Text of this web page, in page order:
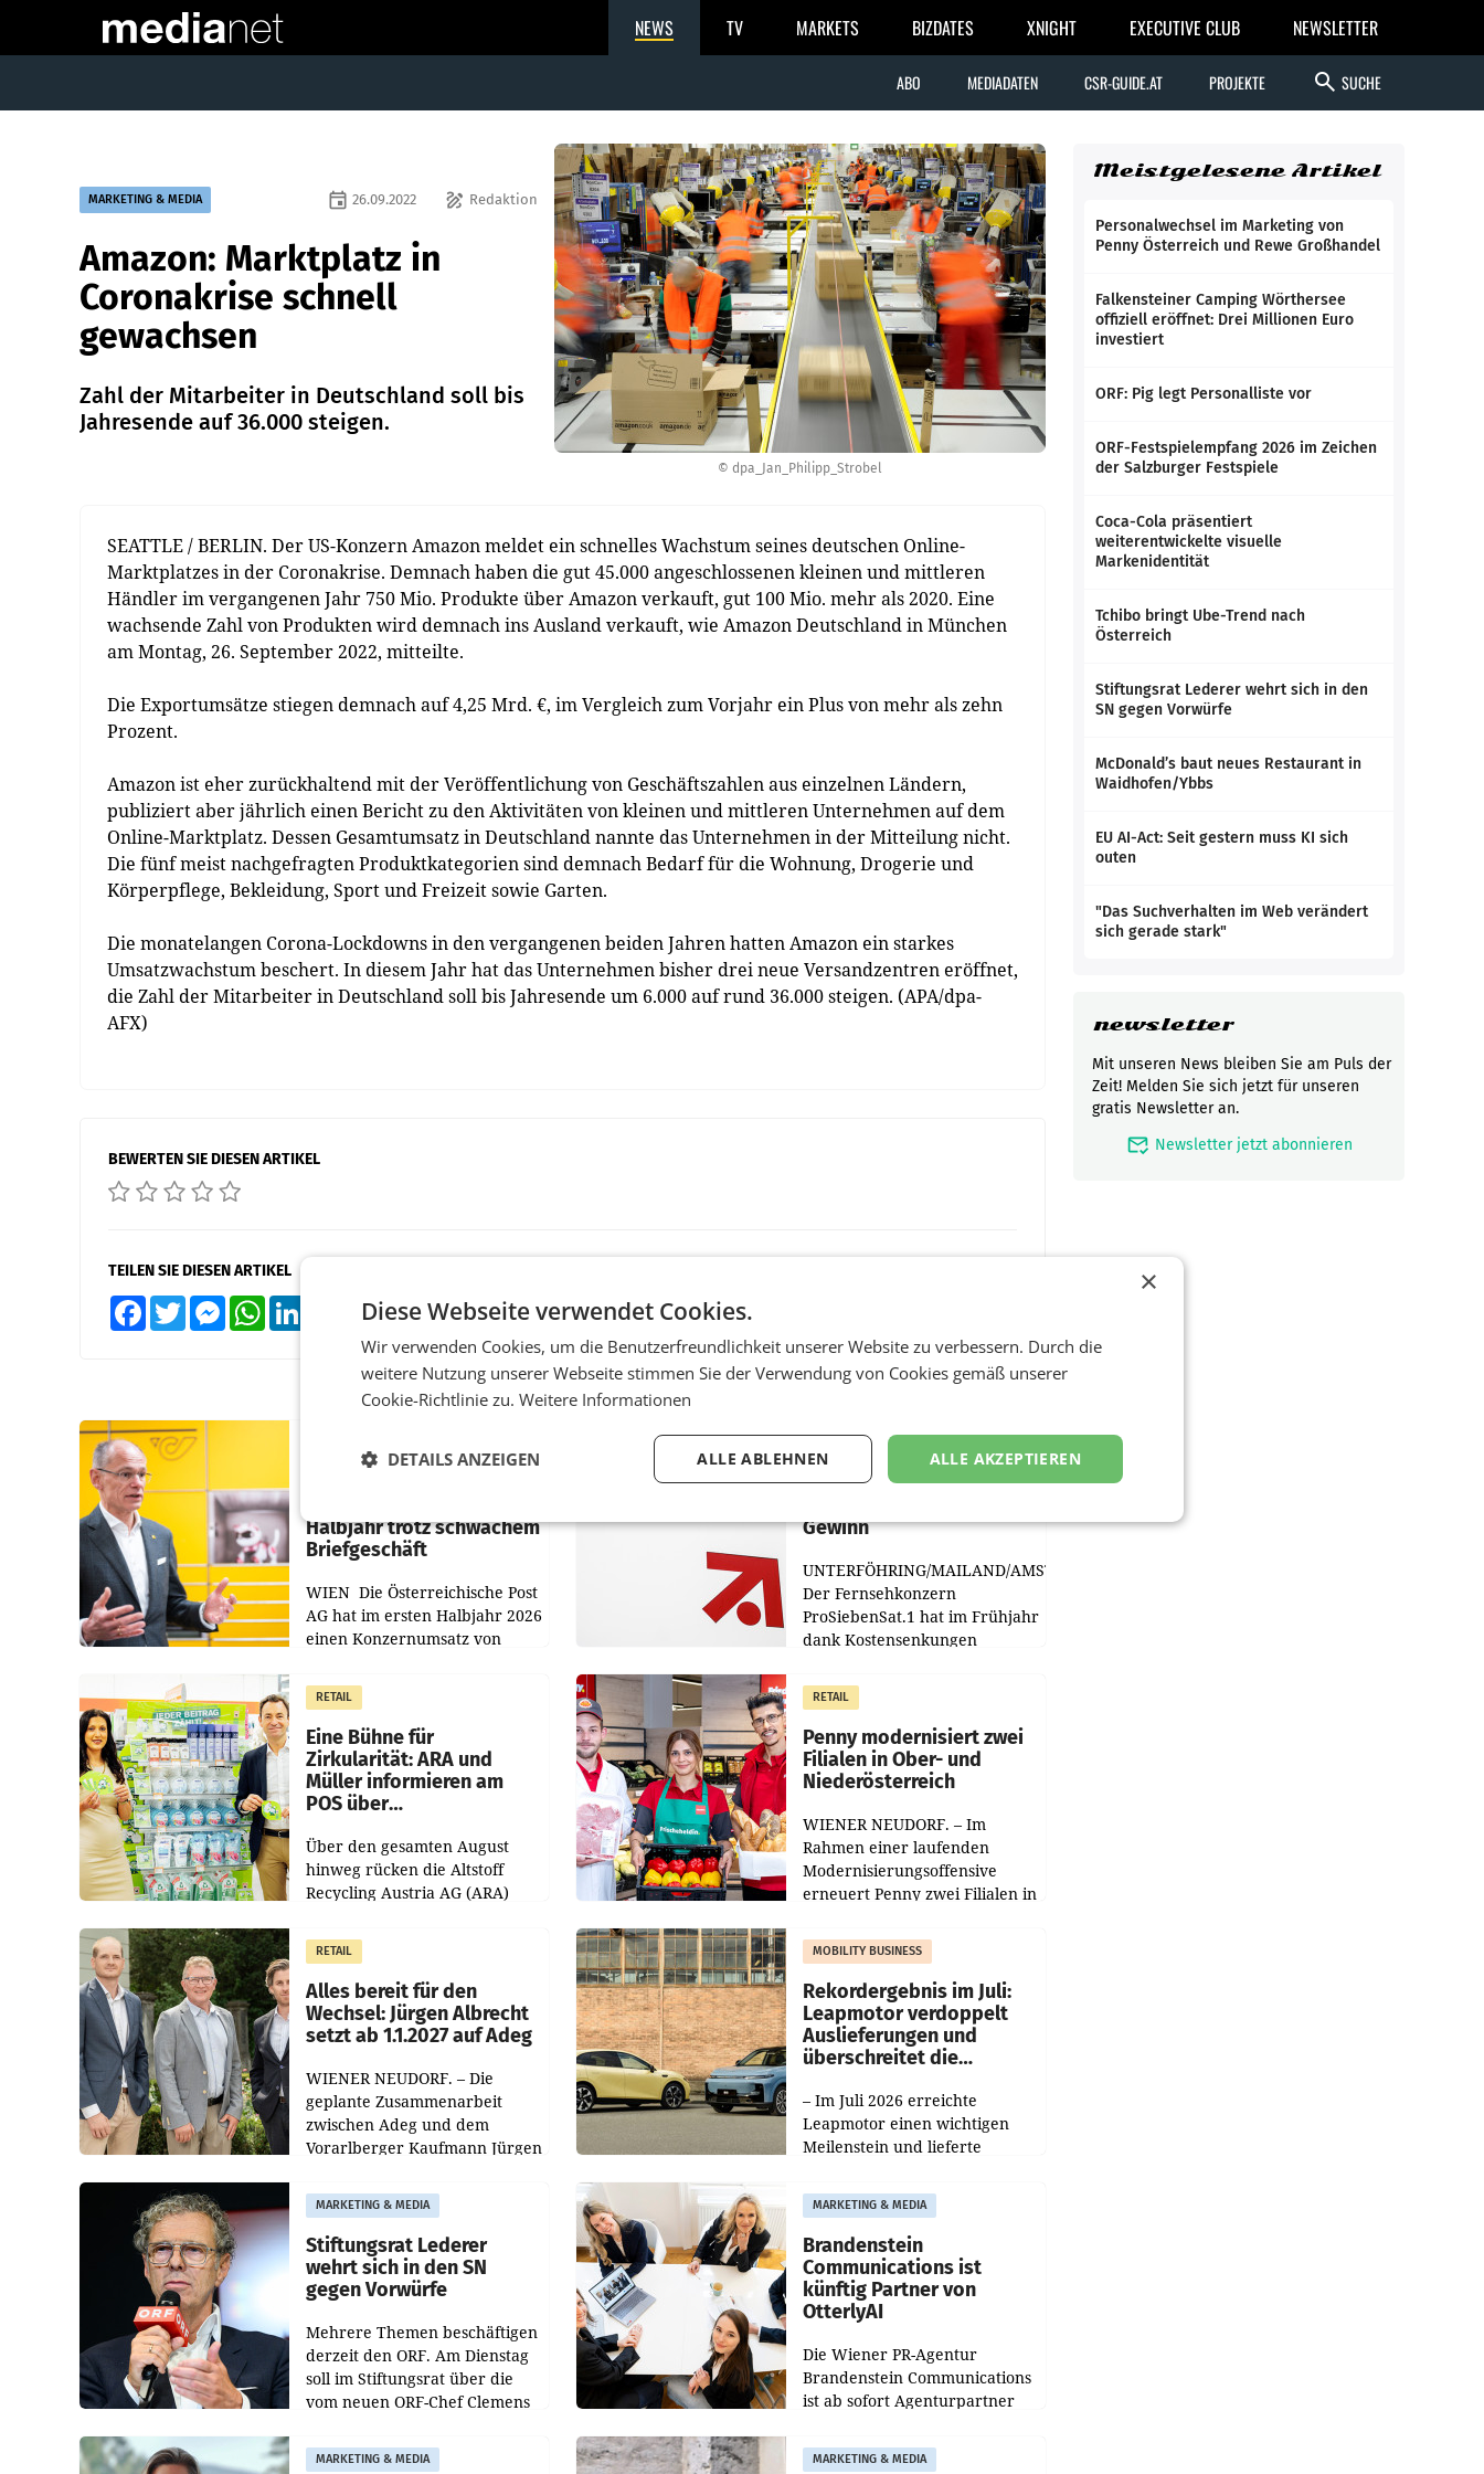
NEWS TV MARKETS BIZDATES XNIGHT EXECUTIVE CLUB NEWSLETTER
ABO MEDIADATEN CSR-GUIDE.AT PROJEKTE search SUCHE
© dpa_Jan_Philipp_Strobel
MARKETING & MEDIA draw Redaktion
event 26.09.2022
Amazon: Marktplatz in
Coronakrise schnell
gewachsen
Zahl der Mitarbeiter in Deutschland soll bis
Jahresende auf 36.000 steigen.
SEATTLE / BERLIN. Der US-Konzern Amazon meldet ein schnelles Wachstum seines deutschen Online-
Marktplatzes in der Coronakrise. Demnach haben die gut 45.000 angeschlossenen kleinen und mittleren
Händler im vergangenen Jahr 750 Mio. Produkte über Amazon verkauft, gut 100 Mio. mehr als 2020. Eine
wachsende Zahl von Produkten wird demnach ins Ausland verkauft, wie Amazon Deutschland in München
am Montag, 26. September 2022, mitteilte.
Die Exportumsätze stiegen demnach auf 4,25 Mrd. €, im Vergleich zum Vorjahr ein Plus von mehr als zehn
Prozent.
Amazon ist eher zurückhaltend mit der Veröffentlichung von Geschäftszahlen aus einzelnen Ländern,
publiziert aber jährlich einen Bericht zu den Aktivitäten von kleinen und mittleren Unternehmen auf dem
Online-Marktplatz. Dessen Gesamtumsatz in Deutschland nannte das Unternehmen in der Mitteilung nicht.
Die fünf meist nachgefragten Produktkategorien sind demnach Bedarf für die Wohnung, Drogerie und
Körperpflege, Bekleidung, Sport und Freizeit sowie Garten.
Die monatelangen Corona-Lockdowns in den vergangenen beiden Jahren hatten Amazon ein starkes
Umsatzwachstum beschert. In diesem Jahr hat das Unternehmen bisher drei neue Versandzentren eröffnet,
die Zahl der Mitarbeiter in Deutschland soll bis Jahresende um 6.000 auf rund 36.000 steigen. (APA/dpa-
AFX)
BEWERTEN SIE DIESEN ARTIKEL
TEILEN SIE DIESEN ARTIKEL
FacebookTwitter MessengerWhatsApp XING Teilen
Halbjahr trotz schwachem
Briefgeschäft
WIEN Die Österreichische Post
AG hat im ersten Halbjahr 2026
einen Konzernumsatz von
erwirtschaftet, was einem Plus
von 3,8 Prozent gegenüber
dem Vergleichszeitraum
MARKETING & MEDIA
ProSiebenSat.1 spart und
Gewinn
UNTERFÖHRING/MAILAND/AMSTERDAM.
Der Fernsehkonzern
ProSiebenSat.1 hat im Frühjahr
dank Kostensenkungen
gemacht und die
Markterwartung deutlich
übertroffen.
RETAIL
Eine Bühne für
Zirkularität: ARA und
Müller informieren am
POS über
Über den gesamten August
hinweg rücken die Altstoff
Recycling Austria AG (ARA)
Müller die Initiative „Kreislauf-
Helden“ in allen
österreichischen Müller-Filialen
RETAIL
Penny modernisiert zwei
Filialen in Ober- und
Niederösterreich
WIENER NEUDORF. – Im
Rahmen einer laufenden
Modernisierungsoffensive
erneuert Penny zwei Filialen in
Die beiden Standorte liegen in
Haag sowie im rund
RETAIL
Alles bereit für den
Wechsel: Jürgen Albrecht
setzt ab 1.1.2027 auf Adeg
WIENER NEUDORF. – Die
geplante Zusammenarbeit
zwischen Adeg und dem
Vorarlberger Kaufmann Jürgen
freigegeben: Die
Bundeswettbewerbsbehörde
und der Bundeskartellanwalt
MOBILITY BUSINESS
Rekordergebnis im Juli:
Leapmotor verdoppelt
Auslieferungen und
überschreitet die
– Im Juli 2026 erreichte
Leapmotor einen wichtigen
Meilenstein und lieferte
aus, womit sich das Ergebnis
gegenüber Juli 2025 mehr als
verdoppelte (+102
MARKETING & MEDIA
Stiftungsrat Lederer
wehrt sich in den SN
gegen Vorwürfe
Mehrere Themen beschäftigen
derzeit den ORF. Am Dienstag
soll im Stiftungsrat über die
vom neuen ORF-Chef Clemens
Besetzungen für die
MARKETING & MEDIA
Brandenstein
Communications ist
künftig Partner von
OtterlyAI
Die Wiener PR-Agentur
Brandenstein Communications
ist ab sofort Agenturpartner
Optimierungsplattform
MARKETING & MEDIA MARKETING & MEDIA
Meistgelesene Artikel
Personalwechsel im Marketing von
Penny Österreich und Rewe Großhandel
Falkensteiner Camping Wörthersee
offiziell eröffnet: Drei Millionen Euro
investiert
ORF: Pig legt Personalliste vor
ORF-Festspielempfang 2026 im Zeichen
der Salzburger Festspiele
Coca-Cola präsentiert
weiterentwickelte visuelle
Markenidentität
Tchibo bringt Ube-Trend nach
Österreich
Stiftungsrat Lederer wehrt sich in den
SN gegen Vorwürfe
McDonald’s baut neues Restaurant in
Waidhofen/Ybbs
EU AI-Act: Seit gestern muss KI sich
outen
"Das Suchverhalten im Web verändert
sich gerade stark"
newsletter
Mit unseren News bleiben Sie am Puls der
Zeit! Melden Sie sich jetzt für unseren
gratis Newsletter an.
mark_email_read Newsletter jetzt abonnieren
×
Diese Webseite verwendet Cookies.
Wir verwenden Cookies, um die Benutzerfreundlichkeit unserer Website zu verbessern. Durch die
weitere Nutzung unserer Webseite stimmen Sie der Verwendung von Cookies gemäß unserer
Cookie-Richtlinie zu. Weitere Informationen
ALLE AKZEPTIEREN
ALLE ABLEHNEN
DETAILS ANZEIGEN